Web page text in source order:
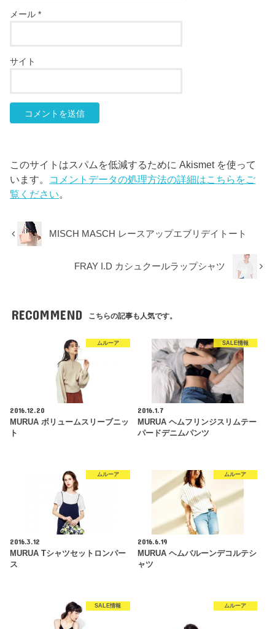
メール*
サイト
このサイトはスパムを低減するために Akismet を使って
います。 コメントデータの処理方法の詳細はこちらをご
覧ください。
MISCH MASCH レースアップエブリデイトート
FRAY I.D カシュクールラップシャツ
RECOMMEND こちらの記事も人気です。
ムルーア
2016.12.20
MURUA ボリュームスリーブニッ
ト
SALE情報
2016.1.7
MURUA ヘムフリンジスリムテー
パードデニムパンツ
ムルーア
2016.3.12
MURUA Tシャツセットロンパー
ス
ムルーア
2016.6.19
MURUA ヘムバルーンデコルテシ
ャツ
SALE情報 ムルーア